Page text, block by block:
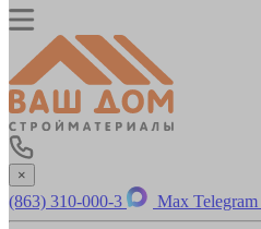
×
(863) 310-000-3 Max Telegram